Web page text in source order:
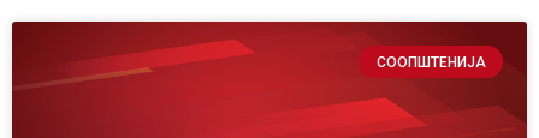
СООПШТЕНИЈА